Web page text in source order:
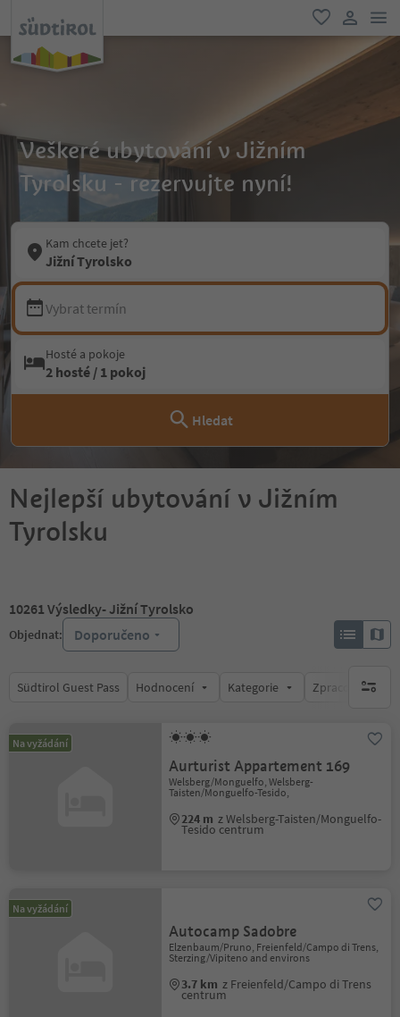
oblíbené
Veškeré ubytování v Jižním
Tyrolsku - rezervujte nyní!
Kam chcete jet?
Jižní Tyrolsko
Vybrat termín
Hosté a pokoje
2 hosté / 1 pokoj
Hledat
Nejlepší ubytování v Jižním
Tyrolsku
10261 Výsledky- Jižní Tyrolsko
Objednat: Doporučeno
Südtirol Guest Pass Hodnocení Kategorie Zpracovávábrak
Na vyžádání
Aurturist Appartement 169
Welsberg/Monguelfo, Welsberg-
Taisten/Monguelfo-Tesido,
224 m z Welsberg-Taisten/Monguelfo-
Tesido centrum
Na vyžádání
Autocamp Sadobre
Elzenbaum/Pruno, Freienfeld/Campo di Trens,
Sterzing/Vipiteno and environs
3.7 km z Freienfeld/Campo di Trens
centrum